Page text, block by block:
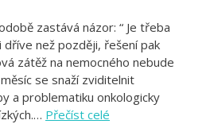
zastává názor: “ Je třeba
než později, řešení pak
zátěž na nemocného nebude
se snaží zviditelnit
a problematiku onkologicky
Přečíst celé